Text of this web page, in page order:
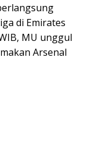
di Emirates
MU unggul
Arsenal